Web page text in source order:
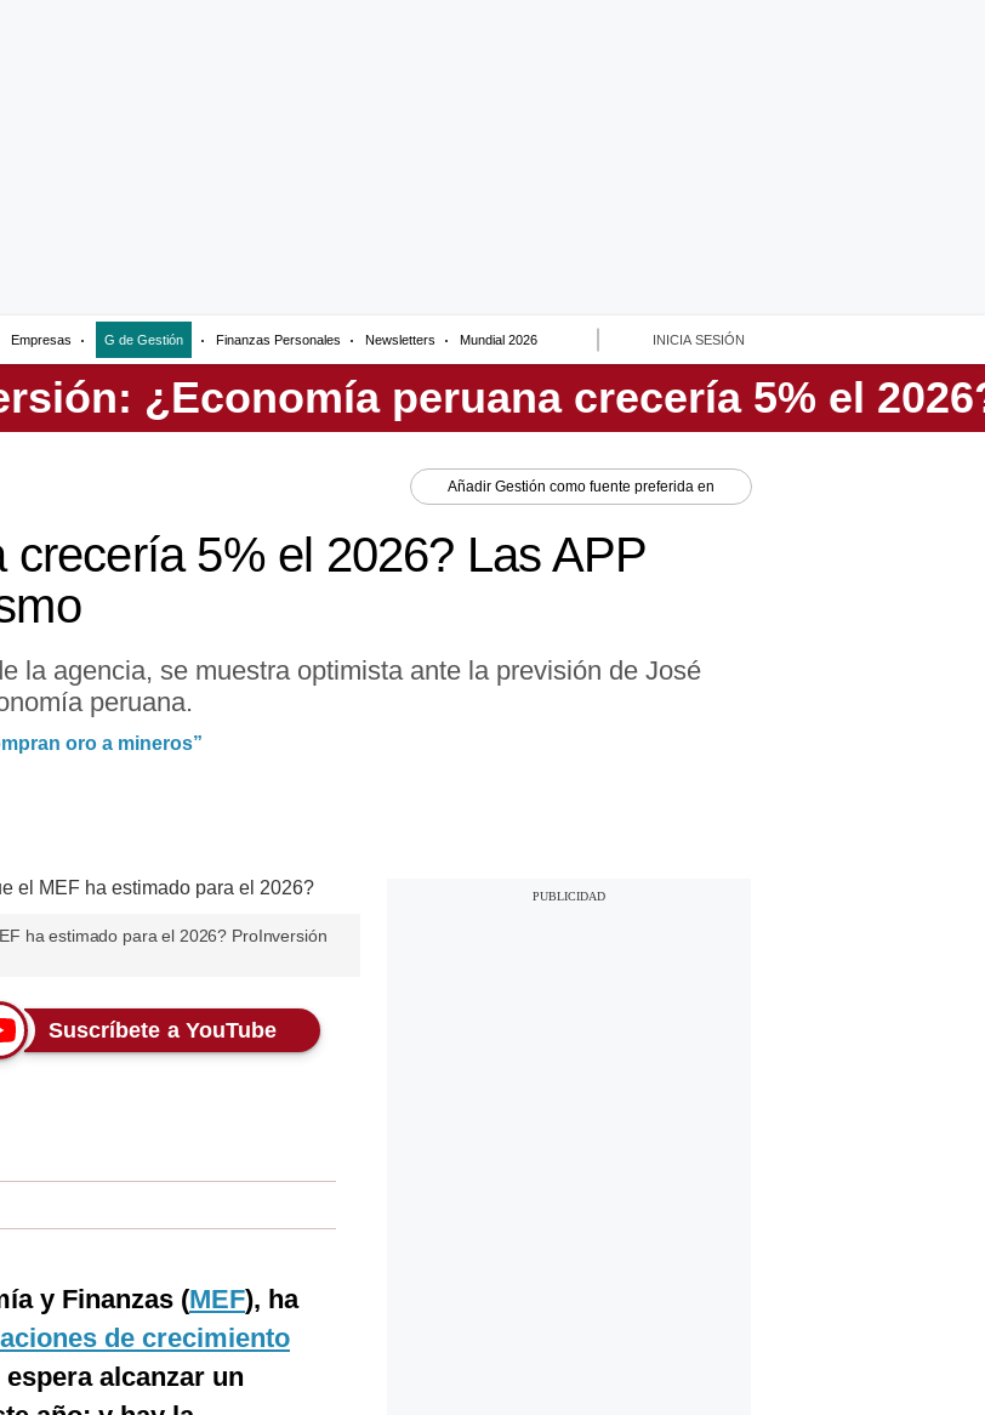
Empresas G de Gestión Finanzas Personales Newsletters Mundial 2026 INICIA SESIÓN
Añadir Gestión como fuente preferida en
5% el 2026? Las APP
la agencia, se muestra optimista ante la previsión de José
peruana.
oro a mineros”
ha estimado para el 2026? ProInversión
Suscríbete a YouTube
y Finanzas (MEF), ha
de crecimiento
alcanzar un